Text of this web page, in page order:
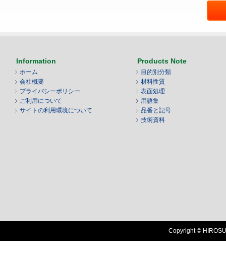
Information
ホーム
会社概要
プライバシーポリシー
ご利用について
サイトの利用環境について
Products Note
目的別分類
材料性質
表面処理
用語集
品番と記号
技術資料
Copyright ©